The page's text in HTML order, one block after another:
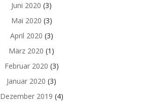
Juni 2020 (3)
Mai 2020 (3)
April 2020 (3)
März 2020 (1)
Februar 2020 (3)
Januar 2020 (3)
Dezember 2019 (4)